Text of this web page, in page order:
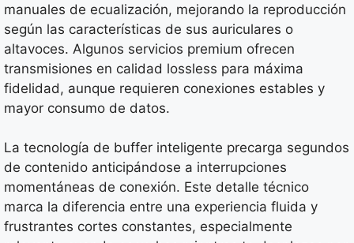
manuales de ecualización, mejorando la reproducción
según las características de sus auriculares o
altavoces. Algunos servicios premium ofrecen
transmisiones en calidad lossless para máxima
fidelidad, aunque requieren conexiones estables y
mayor consumo de datos.
La tecnología de buffer inteligente precarga segundos
de contenido anticipándose a interrupciones
momentáneas de conexión. Este detalle técnico
marca la diferencia entre una experiencia fluida y
frustrantes cortes constantes, especialmente